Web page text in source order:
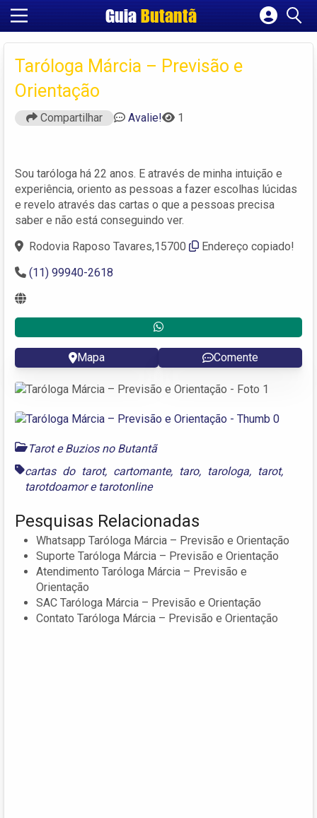
GuiaButantã
Cadastrar empresa
Criar conta
Taróloga Márcia – Previsão e
Orientação
Compartilhar Avalie! 1
Sou taróloga há 22 anos. E através de minha intuição e
experiência, oriento as pessoas a fazer escolhas lúcidas
e revelo através das cartas o que a pessoas precisa
saber e não está conseguindo ver.
Rodovia Raposo Tavares,15700
Endereço copiado!
(11) 99940-2618
Mapa Comente
Tarot e Buzios no Butantã
cartas do tarot, cartomante, taro, tarologa, tarot,
tarotdoamore tarotonline
Pesquisas Relacionadas
Whatsapp Taróloga Márcia – Previsão e Orientação
Suporte Taróloga Márcia – Previsão e Orientação
Atendimento Taróloga Márcia – Previsão e
Orientação
SAC Taróloga Márcia – Previsão e Orientação
Contato Taróloga Márcia – Previsão e Orientação